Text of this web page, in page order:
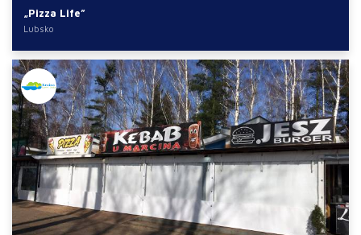
„Pizza Life”
Lubsko